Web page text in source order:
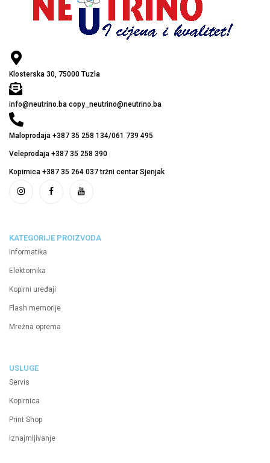
Klosterska 30, 75000 Tuzla
info@neutrino.ba copy_neutrino@neutrino.ba
Maloprodaja +387 35 258 134/061 739 495
Veleprodaja +387 35 258 390
Kopirnica +387 35 264 037 tržni centar Sjenjak
KATEGORIJE PROIZVODA
Informatika
Elektornika
Kopirni uređaji
Flash memorije
Mrežna oprema
USLUGE
Servis
Kopirnica
Print Shop
Iznajmljivanje